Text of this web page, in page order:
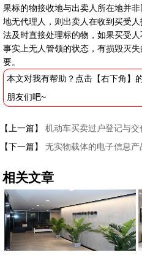
果标的物接收地与出卖人所在地并
地无代理人，则出卖人在收到买受
法及时直接处理标的物，如果买受
事实上无人管领的状态，有损毁灭
要。
本文对我有帮助？点击【右下角】
朋友们吧~
【上一篇】
机动车买卖过户登记与
【下一篇】
无实物载体的电子信息产品交
相关文章